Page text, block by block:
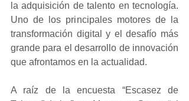
la adquisición de talento en tecnología.
Uno de los principales motores de la
transformación digital y el desafío más
grande para el desarrollo de innovación
que afrontamos en la actualidad.
A raíz de la encuesta “Escasez de